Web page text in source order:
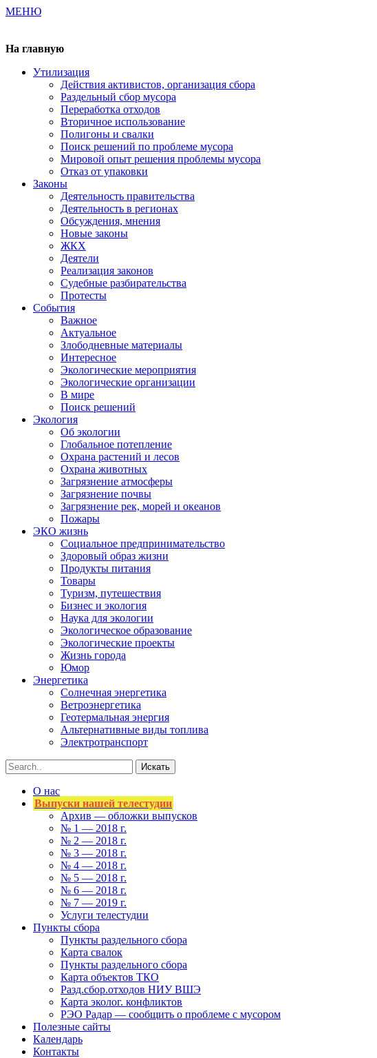
МЕНЮ
На главную
Утилизация
Действия активистов, организация сбора
Раздельный сбор мусора
Переработка отходов
Вторичное использование
Полигоны и свалки
Поиск решений по проблеме мусора
Мировой опыт решения проблемы мусора
Отказ от упаковки
Законы
Деятельность правительства
Деятельность в регионах
Обсуждения, мнения
Новые законы
ЖКХ
Деятели
Реализация законов
Судебные разбирательства
Протесты
События
Важное
Актуальное
Злободневные материалы
Интересное
Экологические мероприятия
Экологические организации
В мире
Поиск решений
Экология
Об экологии
Глобальное потепление
Охрана растений и лесов
Охрана животных
Загрязнение атмосферы
Загрязнение почвы
Загрязнение рек, морей и океанов
Пожары
ЭКО жизнь
Социальное предпринимательство
Здоровый образ жизни
Продукты питания
Товары
Туризм, путешествия
Бизнес и экология
Наука для экологии
Экологическое образование
Экологические проекты
Жизнь города
Юмор
Энергетика
Солнечная энергетика
Ветроэнергетика
Геотермальная энергия
Альтернативные виды топлива
Электротранспорт
О нас
Выпуски нашей телестудии
Архив — обложки выпусков
№ 1 — 2018 г.
№ 2 — 2018 г.
№ 3 — 2018 г.
№ 4 — 2018 г.
№ 5 — 2018 г.
№ 6 — 2018 г.
№ 7 — 2019 г.
Услуги телестудии
Пункты сбора
Пункты раздельного сбора
Карта свалок
Пункты раздельного сбора
Карта объектов ТКО
Разд.сбор.отходов НИУ ВШЭ
Карта эколог. конфликтов
РЭО Радар — сообщить о проблеме с мусором
Полезные сайты
Календарь
Контакты